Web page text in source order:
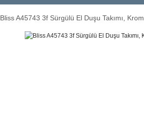
Bliss A45743 3f Sürgülü El Duşu Takımı, Krom